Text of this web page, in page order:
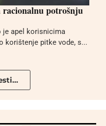
potrošnju
je apel korisnicima
korištenje pitke vode, s...